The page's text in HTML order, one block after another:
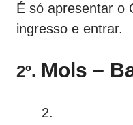
É só apresentar o
ingresso e entrar.
2º. Mols –